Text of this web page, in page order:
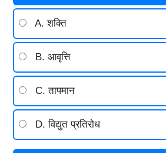
A. शक्ति
B. आवृत्ति
C. तापमान
D. विद्युत प्रतिरोध